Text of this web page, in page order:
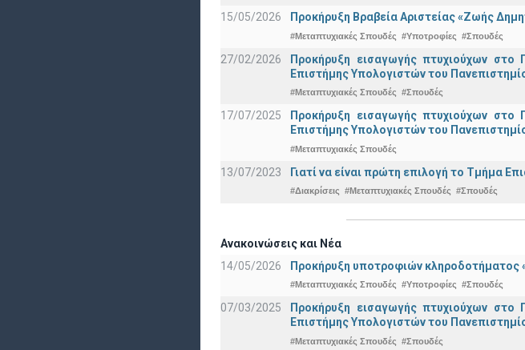
15/05/2026 Προκήρυξη Βραβεία Αριστείας «Ζωής
#Μεταπτυχιακές Σπουδές #Υποτροφίες #Σπουδές
27/02/2026
Προκήρυξη εισαγωγής πτυχιούχων
Eπιστήμης Υπολογιστών του
#Μεταπτυχιακές Σπουδές #Σπουδές
17/07/2025
Προκήρυξη εισαγωγής πτυχιούχων
Eπιστήμης Υπολογιστών του
#Μεταπτυχιακές Σπουδές
13/07/2023 Γιατί να είναι πρώτη επιλογή το Τμήμα
#Διακρίσεις #Μεταπτυχιακές Σπουδές #Σπουδές
Ανακοινώσεις και Νέα
14/05/2026
Προκήρυξη υποτροφιών κληροδοτήματος
#Μεταπτυχιακές Σπουδές #Υποτροφίες #Σπουδές
07/03/2025
Προκήρυξη εισαγωγής πτυχιούχων
Eπιστήμης Υπολογιστών του
#Μεταπτυχιακές Σπουδές #Σπουδές